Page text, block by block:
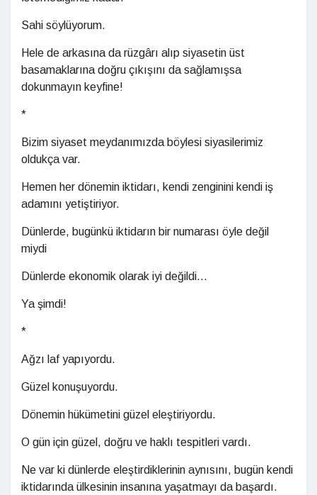
Sahi söylüyorum.
Hele de arkasına da rüzgârı alıp siyasetin üst
basamaklarına doğru çıkışını da sağlamışsa
dokunmayın keyfine!
*
Bizim siyaset meydanımızda böylesi siyasilerimiz
oldukça var.
Hemen her dönemin iktidarı, kendi zenginini kendi iş
adamını yetiştiriyor.
Dünlerde, bugünkü iktidarın bir numarası öyle değil
miydi
Dünlerde ekonomik olarak iyi değildi...
Ya şimdi!
*
Ağzı laf yapıyordu.
Güzel konuşuyordu.
Dönemin hükümetini güzel eleştiriyordu.
O gün için güzel, doğru ve haklı tespitleri vardı.
Ne var ki dünlerde eleştirdiklerinin aynısını, bugün kendi
iktidarında ülkesinin insanına yaşatmayı da başardı.